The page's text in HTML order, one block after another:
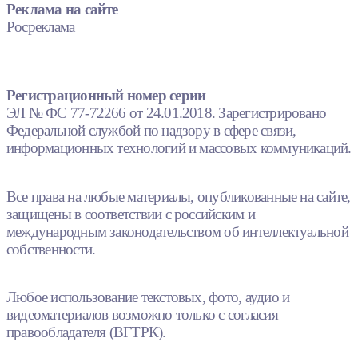
Реклама на сайте
Росреклама
Регистрационный номер серии
ЭЛ № ФС 77-72266 от 24.01.2018. Зарегистрировано
Федеральной службой по надзору в сфере связи,
информационных технологий и массовых коммуникаций.
Все права на любые материалы, опубликованные на сайте,
защищены в соответствии с российским и
международным законодательством об интеллектуальной
собственности.
Любое использование текстовых, фото, аудио и
видеоматериалов возможно только с согласия
правообладателя (ВГТРК).